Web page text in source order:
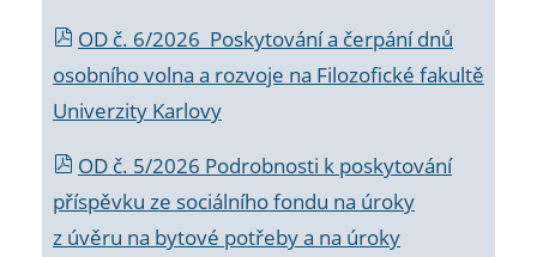
OD č. 6/2026 Poskytování a čerpání dnů
osobního volna a rozvoje na Filozofické fakultě
Univerzity Karlovy
OD č. 5/2026 Podrobnosti k poskytování
příspěvku ze sociálního fondu na úroky
z úvěru na bytové potřeby a na úroky